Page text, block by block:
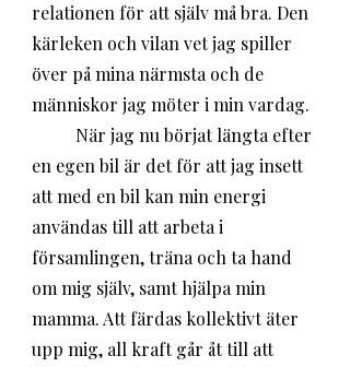
relationen för att själv må bra. Den
kärleken och vilan vet jag spiller
över på mina närmsta och de
människor jag möter i min vardag.
en egen bil är det för att jag insett
att med en bil kan min energi
användas till att arbeta i
församlingen, träna och ta hand
om mig själv, samt hjälpa min
mamma. Att färdas kollektivt äter
upp mig, all kraft går åt till att